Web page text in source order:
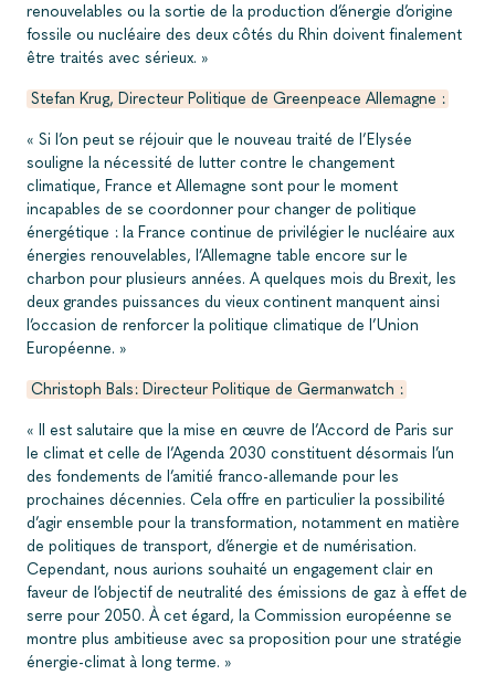
renouvelables ou la sortie de la production d’énergie d’origine
fossile ou nucléaire des deux côtés du Rhin doivent finalement
être traités avec sérieux. »
Stefan Krug, Directeur Politique de Greenpeace Allemagne :
« Si l’on peut se réjouir que le nouveau traité de l’Elysée
souligne la nécessité de lutter contre le changement
climatique, France et Allemagne sont pour le moment
incapables de se coordonner pour changer de politique
énergétique : la France continue de privilégier le nucléaire aux
énergies renouvelables, l’Allemagne table encore sur le
charbon pour plusieurs années. A quelques mois du Brexit, les
deux grandes puissances du vieux continent manquent ainsi
l’occasion de renforcer la politique climatique de l’Union
Européenne. »
Christoph Bals: Directeur Politique de Germanwatch :
« Il est salutaire que la mise en œuvre de l’Accord de Paris sur
le climat et celle de l’Agenda 2030 constituent désormais l’un
des fondements de l’amitié franco-allemande pour les
prochaines décennies. Cela offre en particulier la possibilité
d’agir ensemble pour la transformation, notamment en matière
de politiques de transport, d’énergie et de numérisation.
Cependant, nous aurions souhaité un engagement clair en
faveur de l’objectif de neutralité des émissions de gaz à effet de
serre pour 2050. À cet égard, la Commission européenne se
montre plus ambitieuse avec sa proposition pour une stratégie
énergie-climat à long terme. »